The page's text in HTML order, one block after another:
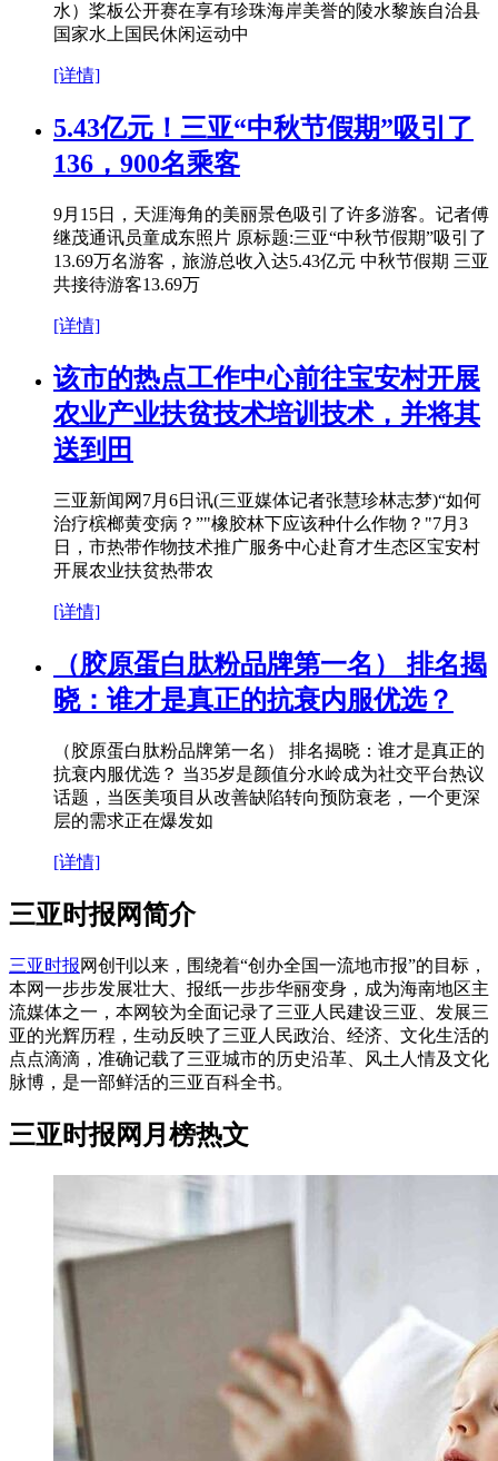
水）桨板公开赛在享有珍珠海岸美誉的陵水黎族自治县
国家水上国民休闲运动中
[详情]
5.43亿元！三亚“中秋节假期”吸引了
136，900名乘客
9月15日，天涯海角的美丽景色吸引了许多游客。记者傅
继茂通讯员童成东照片 原标题:三亚“中秋节假期”吸引了
13.69万名游客，旅游总收入达5.43亿元 中秋节假期 三亚
共接待游客13.69万
[详情]
该市的热点工作中心前往宝安村开展
农业产业扶贫技术培训技术，并将其
送到田
三亚新闻网7月6日讯(三亚媒体记者张慧珍林志梦)“如何
治疗槟榔黄变病？”"橡胶林下应该种什么作物？"7月3
日，市热带作物技术推广服务中心赴育才生态区宝安村
开展农业扶贫热带农
[详情]
（胶原蛋白肽粉品牌第一名） 排名揭
晓：谁才是真正的抗衰内服优选？
（胶原蛋白肽粉品牌第一名） 排名揭晓：谁才是真正的
抗衰内服优选？ 当35岁是颜值分水岭成为社交平台热议
话题，当医美项目从改善缺陷转向预防衰老，一个更深
层的需求正在爆发如
[详情]
三亚时报网简介
三亚时报网创刊以来，围绕着“创办全国一流地市报”的目标，
本网一步步发展壮大、报纸一步步华丽变身，成为海南地区主
流媒体之一，本网较为全面记录了三亚人民建设三亚、发展三
亚的光辉历程，生动反映了三亚人民政治、经济、文化生活的
点点滴滴，准确记载了三亚城市的历史沿革、风土人情及文化
脉博，是一部鲜活的三亚百科全书。
三亚时报网月榜热文